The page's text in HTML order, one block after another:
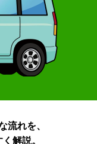
流れを、
解説。